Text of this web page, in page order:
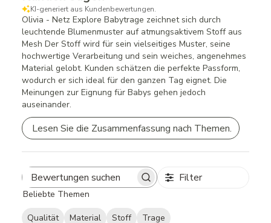
KI-generiert aus Kundenbewertungen.
Olivia - Netz Explore Babytrage zeichnet sich durch
leuchtende Blumenmuster auf atmungsaktivem Stoff aus
Mesh Der Stoff wird für sein vielseitiges Muster, seine
hochwertige Verarbeitung und sein weiches, angenehmes
Material gelobt. Kunden schätzen die perfekte Passform,
wodurch er sich ideal für den ganzen Tag eignet. Die
Meinungen zur Eignung für Babys gehen jedoch
auseinander.
Lesen Sie die Zusammenfassung nach Themen.
Search
reviews
Filter
Beliebte Themen
Qualität Material Stoff Trage